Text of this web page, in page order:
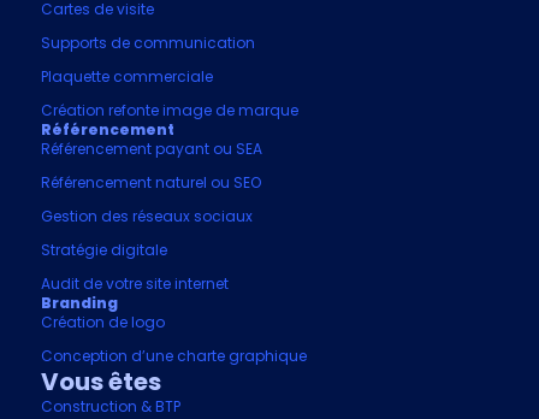
Cartes de visite
Supports de communication
Plaquette commerciale
Création refonte image de marque
Référencement
Référencement payant ou SEA
Référencement naturel ou SEO
Gestion des réseaux sociaux
Stratégie digitale
Audit de votre site internet
Branding
Création de logo
Conception d’une charte graphique
Vous êtes
Construction & BTP